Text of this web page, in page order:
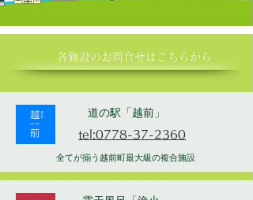
各施設の​お問合せはこちらから
道の駅「越前」
tel:0778-37-2360
全てが揃う越前町最大級の複合施設